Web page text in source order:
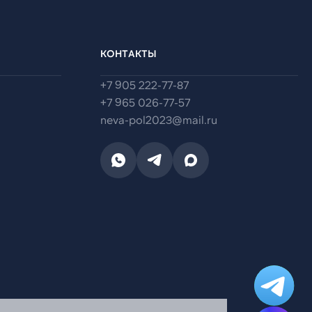
КОНТАКТЫ
+7 905 222-77-87
+7 965 026-77-57
neva-pol2023@mail.ru